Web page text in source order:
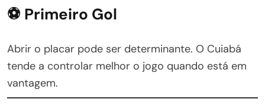
⚽ Primeiro Gol
Abrir o placar pode ser determinante. O Cuiabá
tende a controlar melhor o jogo quando está em
vantagem.